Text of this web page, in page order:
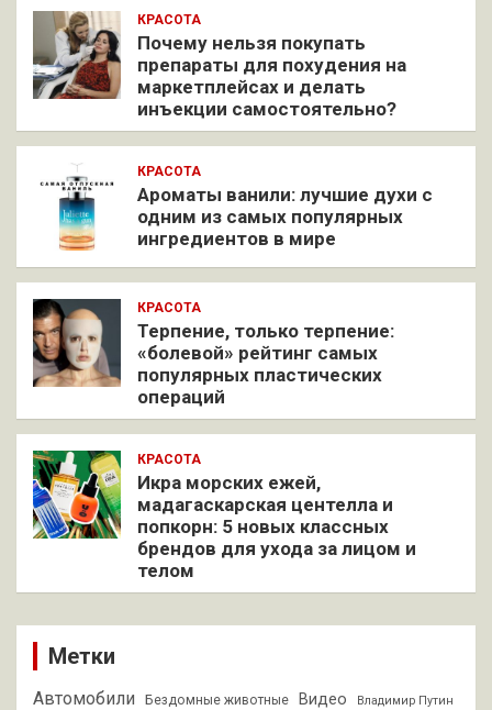
КРАСОТА
Почему нельзя покупать
препараты для похудения на
маркетплейсах и делать
инъекции самостоятельно?
КРАСОТА
Ароматы ванили: лучшие духи с
одним из самых популярных
ингредиентов в мире
КРАСОТА
Терпение, только терпение:
«болевой» рейтинг самых
популярных пластических
операций
КРАСОТА
Икра морских ежей,
мадагаскарская центелла и
попкорн: 5 новых классных
брендов для ухода за лицом и
телом
Метки
Автомобили Бездомные животные Видео Владимир Путин